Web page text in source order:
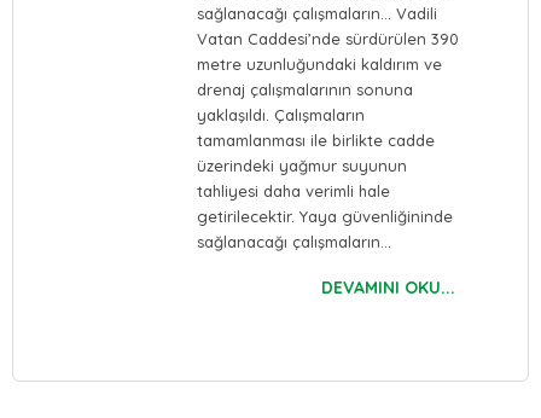
sağlanacağı çalışmaların… Vadili
Vatan Caddesi’nde sürdürülen 390
metre uzunluğundaki kaldırım ve
drenaj çalışmalarının sonuna
yaklaşıldı. Çalışmaların
tamamlanması ile birlikte cadde
üzerindeki yağmur suyunun
tahliyesi daha verimli hale
getirilecektir. Yaya güvenliğininde
sağlanacağı çalışmaların…
DEVAMINI OKU...